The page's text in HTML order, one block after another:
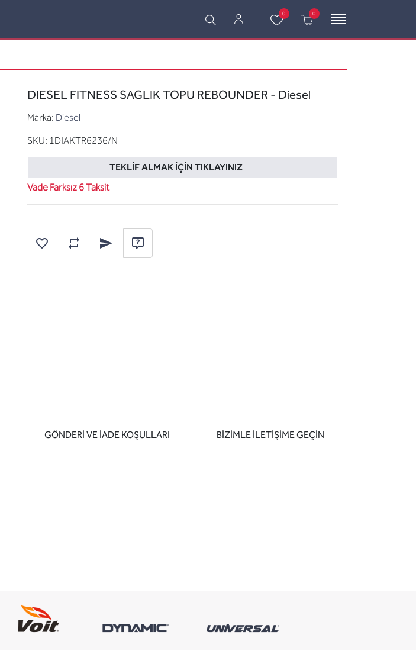
0 0
DIESEL FITNESS SAGLIK TOPU REBOUNDER - Diesel
Marka: Diesel
SKU: 1DIAKTR6236/N
TEKLIF ALMAK İÇIN TIKLAYINIZ
Vade Farksız 6 Taksit
Favorilere ekle
Karşılaştırma listesine ekle
Arkadaşına e-posta ile gönder
Soru sor
GÖNDERİ VE İADE KOŞULLARI BIZIMLE ILETIŞIME GEÇIN